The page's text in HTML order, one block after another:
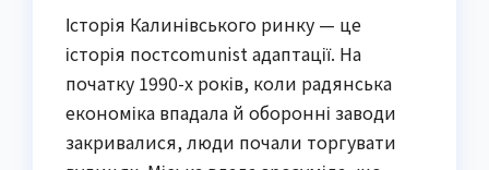
Історія Калинівського ринку — це
історія постcomunist адаптації. На
початку 1990-х років, коли радянська
економіка впадала й оборонні заводи
закривалися, люди почали торгувати